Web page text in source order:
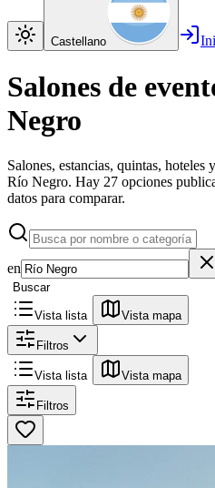
Castellano
Salones de
Negro
Salones, estancias, quintas, hoteles
Río Negro. Hay 27 opciones
datos para comparar.
en
Buscar
Vista lista Vista mapa
Filtros
Vista lista Vista mapa
Filtros